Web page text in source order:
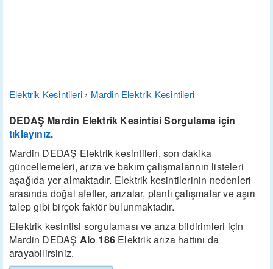
Elektrik Kesintileri › Mardin Elektrik Kesintileri
DEDAŞ Mardin Elektrik Kesintisi Sorgulama için
tıklayınız.
Mardin DEDAŞ Elektrik kesintileri, son dakika
güncellemeleri, arıza ve bakım çalışmalarının listeleri
aşağıda yer almaktadır. Elektrik kesintilerinin nedenleri
arasında doğal afetler, arızalar, planlı çalışmalar ve aşırı
talep gibi birçok faktör bulunmaktadır.
Elektrik kesintisi sorgulaması ve arıza bildirimleri için
Mardin DEDAŞ Alo 186 Elektrik arıza hattını da
arayabilirsiniz.